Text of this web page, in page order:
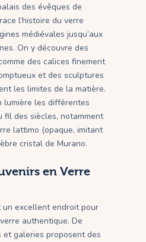
des évêques de
l’histoire du verre
médiévales jusqu’aux
On y découvre des
des calices finement
et des sculptures
les limites de la matière.
lumière les différentes
fil des siècles, notamment
lattimo (opaque, imitant
cristal de Murano.
en Verre
excellent endroit pour
authentique. De
et galeries proposent des